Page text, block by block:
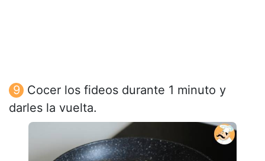
Cocer los fideos durante 1 minuto y
darles la vuelta.